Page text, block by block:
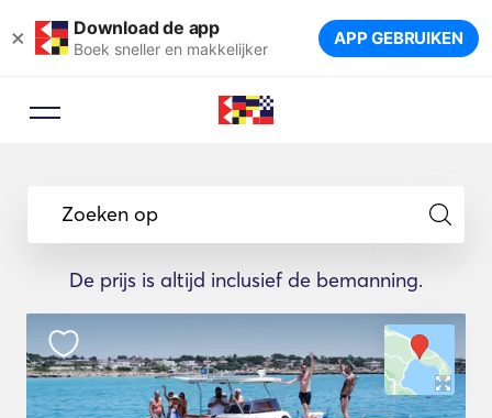
× Download de app
Boek sneller en makkelijker APP GEBRUIKEN
Zoeken op
De prijs is altijd inclusief de bemanning.